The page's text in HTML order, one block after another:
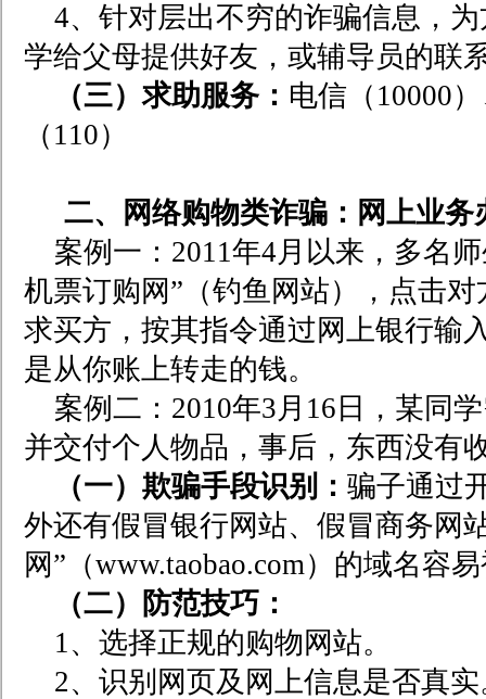
4、 针对层出不穷的诈骗信息，
学给父母提供好友，或辅导员的联
（三）求助服务： 电信（10000
（110）
二、网络购物类诈骗：网上业
案例一：2011年4月以来，多名
机票订购网”（钓鱼网站），点击
求买方，按其指令通过网上银行输
是从你账上转走的钱。
案例二：2010年3月16日，某同
并交付个人物品，事后，东西没有
（一）欺骗手段识别： 骗子通过
外还有假冒银行网站、假冒商务网
网”（www.taobao.com）的域名容
（二）防范技巧：
1、选择正规的购物网站。
2、识别网页及网上信息是否真